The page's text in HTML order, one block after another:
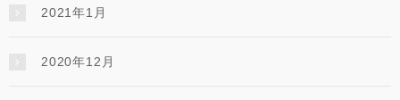
2021年1月
2020年12月